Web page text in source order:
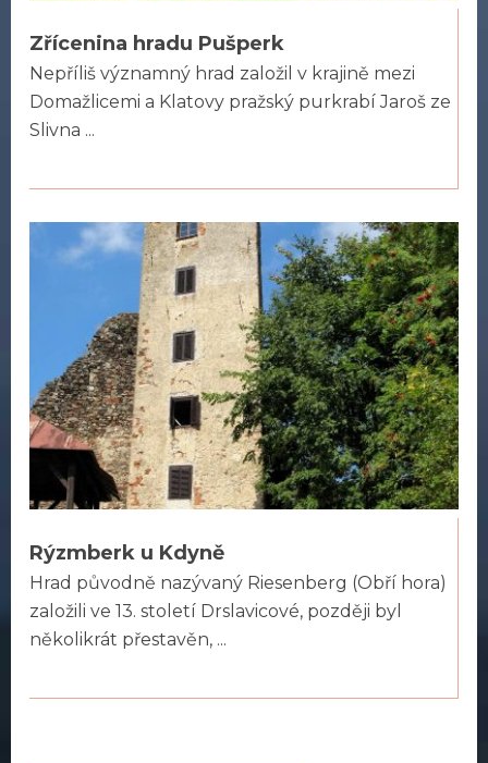
Zřícenina hradu Pušperk
Nepříliš významný hrad založil v krajině mezi
Domažlicemi a Klatovy pražský purkrabí Jaroš ze
Slivna ...
Rýzmberk u Kdyně
Hrad původně nazývaný Riesenberg (Obří hora)
založili ve 13. století Drslavicové, později byl
několikrát přestavěn, ...